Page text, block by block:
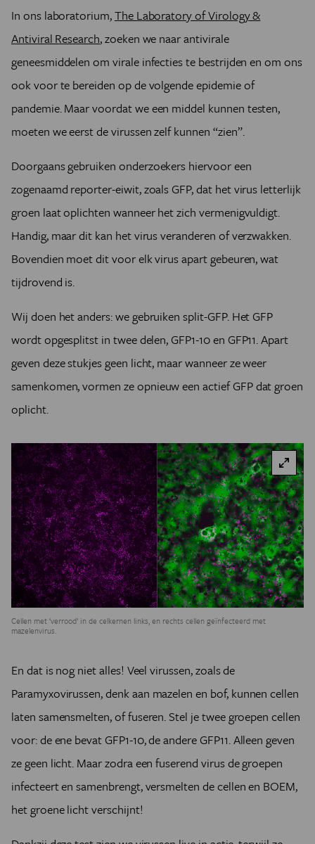
In ons laboratorium,The Laboratory of Virology &
Antiviral Research, zoeken we naar antivirale
geneesmiddelen om virale infecties te bestrijden en om ons
ook voor te bereiden op de volgende epidemie of
pandemie. Maar voordat we een middel kunnen testen,
moeten we eerst de virussen zelf kunnen “zien”.
Doorgaans gebruiken onderzoekers hiervoor een
zogenaamd reporter-eiwit, zoals GFP, dat het virus letterlijk
groen laat oplichten wanneer het zich vermenigvuldigt.
Handig, maar dit kan het virus veranderen of verzwakken.
Bovendien moet dit voor elk virus apart gebeuren, wat
tijdrovend is.
Wij doen het anders: we gebruiken split-GFP. Het GFP
wordt opgesplitst in twee delen, GFP1-10 en GFP11. Apart
geven deze stukjes geen licht, maar wanneer ze weer
samenkomen, vormen ze opnieuw een actief GFP dat groen
oplicht.
Cellen met ‘verrood’ in de celkernen links, en rechts cellen geïnfecteerd met
mazelenvirus.
En dat is nog niet alles! Veel virussen, zoals de
Paramyxovirussen, denk aan mazelen en bof, kunnen cellen
laten samensmelten, of fuseren. Stel je twee groepen cellen
voor: de ene bevat GFP1-10, de andere GFP11. Alleen geven
ze geen licht. Maar zodra een fuserend virus de groepen
infecteert en samenbrengt, versmelten de cellen en BOEM,
het groene licht verschijnt!